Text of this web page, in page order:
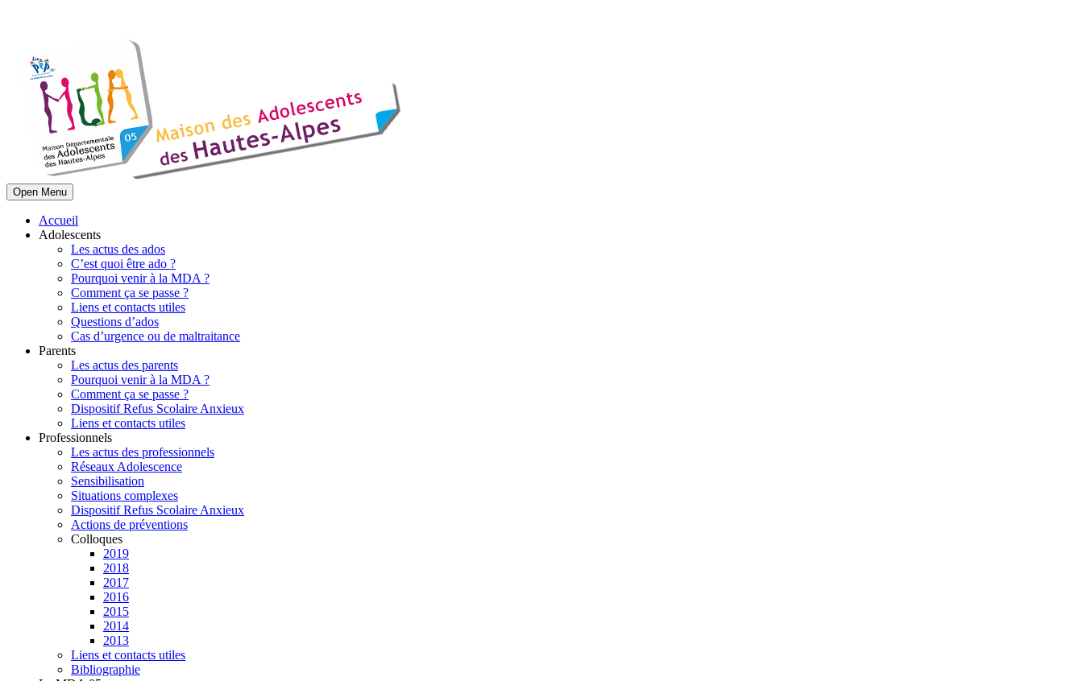
Open Menu
Accueil
Adolescents
Les actus des ados
C’est quoi être ado ?
Pourquoi venir à la MDA ?
Comment ça se passe ?
Liens et contacts utiles
Questions d’ados
Cas d’urgence ou de maltraitance
Parents
Les actus des parents
Pourquoi venir à la MDA ?
Comment ça se passe ?
Dispositif Refus Scolaire Anxieux
Liens et contacts utiles
Professionnels
Les actus des professionnels
Réseaux Adolescence
Sensibilisation
Situations complexes
Dispositif Refus Scolaire Anxieux
Actions de préventions
Colloques
2019
2018
2017
2016
2015
2014
2013
Liens et contacts utiles
Bibliographie